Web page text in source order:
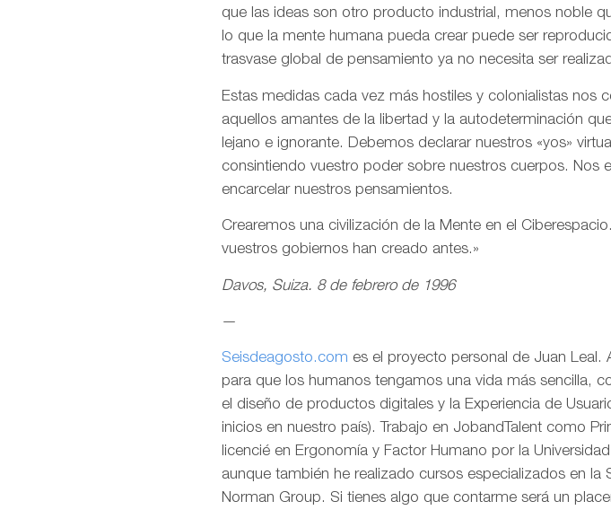
que las ideas son otro producto industrial, menos noble
lo que la mente humana pueda crear puede ser
trasvase global de pensamiento ya no necesita ser
Estas medidas cada vez más hostiles y colonialistas nos
aquellos amantes de la libertad y la autodeterminación
lejano e ignorante. Debemos declarar nuestros «yos»
consintiendo vuestro poder sobre nuestros cuerpos. Nos
encarcelar nuestros pensamientos.
Crearemos una civilización de la Mente en el
vuestros gobiernos han creado antes.»
Davos, Suiza. 8 de febrero de 1996
—
Seisdeagosto.com es el proyecto personal de Juan Leal.
para que los humanos tengamos una vida más sencilla,
el diseño de productos digitales y la Experiencia de
inicios en nuestro país). Trabajo en JobandTalent como
licencié en Ergonomía y Factor Humano por la
aunque también he realizado cursos especializados en la
Norman Group. Si tienes algo que contarme será un